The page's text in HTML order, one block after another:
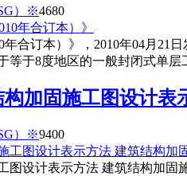
）※4680
年合订本）》，2010年04月
等于8度地区的一般封闭式单
构加固施工图设计
）※9400
图设计表示方法 建筑结构加